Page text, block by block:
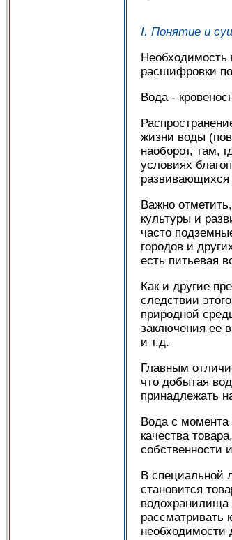
I. Понятие и
Необходимость
расшифровки
Вода -
жизни воды
наоборот, там,
условиях
развивающихся
Важно
культуры и
часто
городов и
есть питьевая
Как и другие
следствии
природной
заключения ее
и т.д.
Главным
что добытая
принадлежать
Вода с момента
качества
собственности
В специальной
становится
водохранилища
рассматривать
необходимости